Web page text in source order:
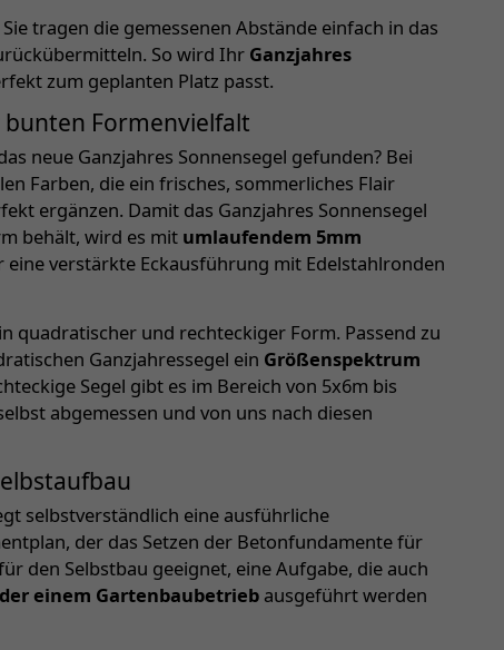
tragen die gemessenen Abstände einfach in das
So wird Ihr Ganzjahres
zum geplanten Platz passt.
Formenvielfalt
neue Ganzjahres Sonnensegel gefunden? Bei
Farben, die ein frisches, sommerliches Flair
ergänzen. Damit das Ganzjahres Sonnensegel
behält, wird es mit umlaufendem 5mm
verstärkte Eckausführung mit Edelstahlronden
quadratischer und rechteckiger Form. Passend zu
Ganzjahressegel ein Größenspektrum
Segel gibt es im Bereich von 5x6m bis
abgemessen und von uns nach diesen
selbstverständlich eine ausführliche
der das Setzen der Betonfundamente für
den Selbstbau geeignet, eine Aufgabe, die auch
einem Gartenbaubetrieb ausgeführt werden